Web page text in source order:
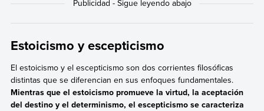
Estoicismo y escepticismo
El estoicismo y el escepticismo son dos corrientes filosóficas
distintas que se diferencian en sus enfoques fundamentales.
Mientras que el estoicismo promueve la virtud, la aceptación
del destino y el determinismo, el escepticismo se caracteriza